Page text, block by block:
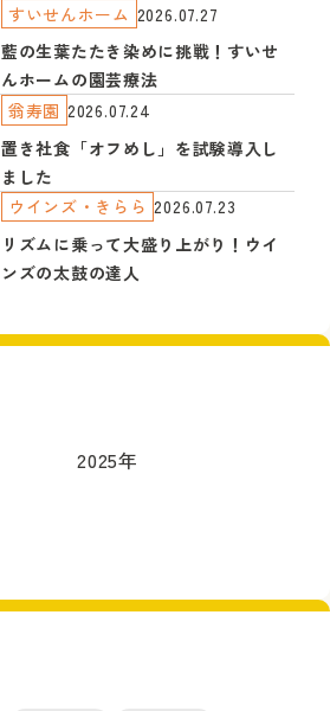
藍の生葉たたき染めに挑戦！すいせ
んホームの園芸療法
すいせんホーム 2026.07.27
置き社食「オフめし」を試験導入し
ました
翁寿園 2026.07.24
リズムに乗って大盛り上がり！ウイ
ンズの太鼓の達人
ウインズ・きらら 2026.07.23
2025年